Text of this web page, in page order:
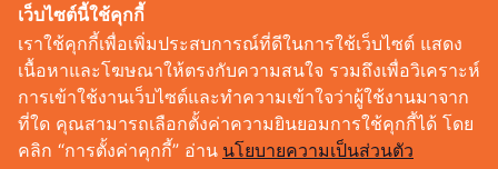
Corp Innov
Saucy Thoughts
Based On
Sustainable
Videos
Podcast
เว็บไซต์นี้ใช้คุกกี้
เราใช้คุกกี้เพื่อเพิ่มประสบการณ์ที่ดีในการใช้เว็บไซต์ แสดง
เนื้อหาและโฆษณาให้ตรงกับความสนใจ รวมถึงเพื่อวิเคราะห์
การเข้าใช้งานเว็บไซต์และทำความเข้าใจว่าผู้ใช้งานมาจาก
ที่ใด คุณสามารถเลือกตั้งค่าความยินยอมการใช้คุกกี้ได้ โดย
คลิก “การตั้งค่าคุกกี้” อ่าน นโยบายความเป็นส่วนตัว